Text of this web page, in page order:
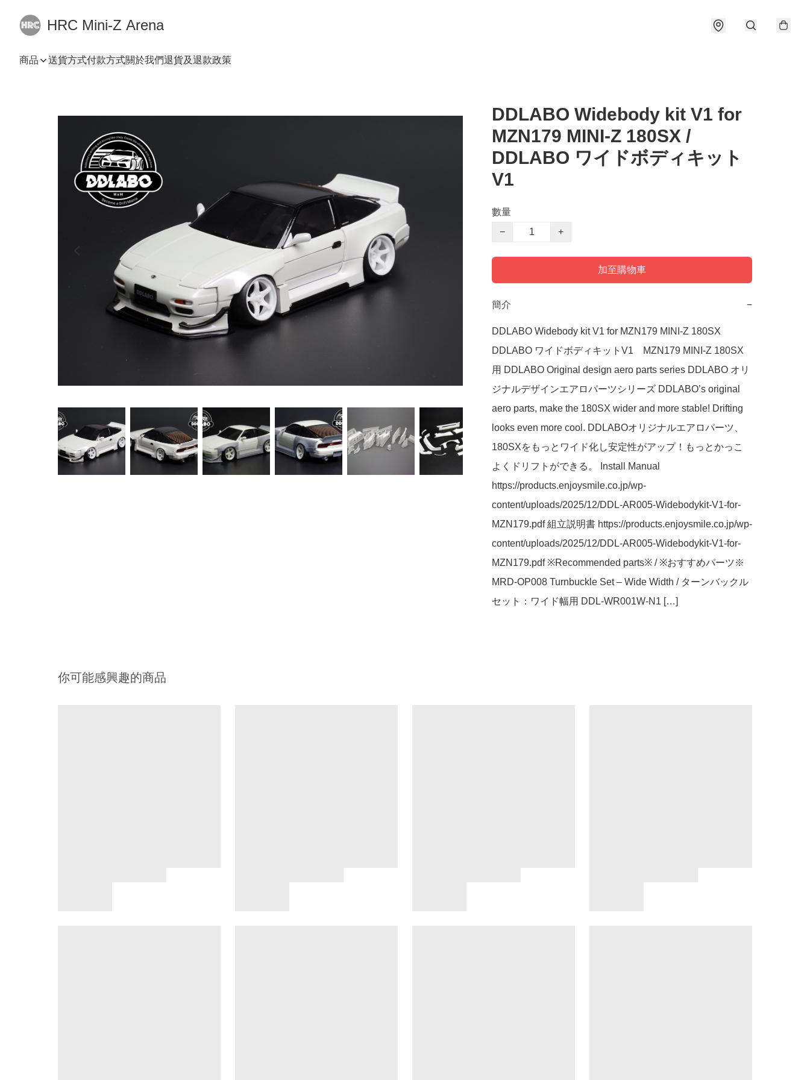
HRC Mini-Z Arena
商品 送貨方式付款方式關於我們退貨及退款政策
DDLABO Widebody kit V1 for
MZN179 MINI-Z 180SX /
DDLABO ワイドボディキット
V1
數量
−
+
加至購物車
簡介 −
DDLABO Widebody kit V1 for MZN179 MINI-Z 180SX
DDLABO ワイドボディキットV1　MZN179 MINI-Z 180SX
用 DDLABO Original design aero parts series DDLABO オリ
ジナルデザインエアロパーツシリーズ DDLABO’s original
aero parts, make the 180SX wider and more stable! Drifting
looks even more cool. DDLABOオリジナルエアロパーツ、
180SXをもっとワイド化し安定性がアップ！もっとかっこ
よくドリフトができる。 Install Manual
https://products.enjoysmile.co.jp/wp-
content/uploads/2025/12/DDL-AR005-Widebodykit-V1-for-
MZN179.pdf 組立説明書 https://products.enjoysmile.co.jp/wp-
content/uploads/2025/12/DDL-AR005-Widebodykit-V1-for-
MZN179.pdf ※Recommended parts※ / ※おすすめパーツ※
MRD-OP008 Turnbuckle Set – Wide Width / ターンバックル
你可能感興趣的商品